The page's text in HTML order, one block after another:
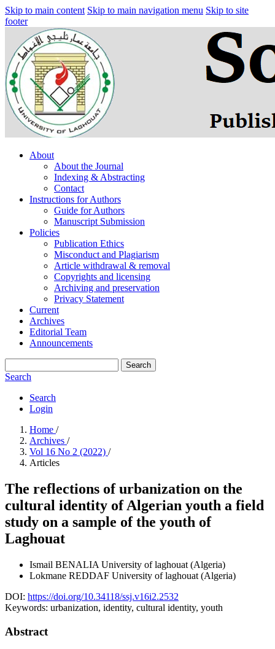
Skip to main content Skip to main navigation menu Skip to site
footer
About
About the Journal
Indexing & Abstracting
Contact
Instructions for Authors
Guide for Authors
Manuscript Submission
Policies
Publication Ethics
Misconduct and Plagiarism
Article withdrawal & removal
Copyrights and licensing
Archiving and preservation
Privacy Statement
Current
Archives
Editorial Team
Announcements
Search
Search
Search
Login
Home /
Archives /
Vol 16 No 2 (2022) /
Articles
The reflections of urbanization on the
cultural identity of Algerian youth a field
study on a sample of the youth of
Laghouat
Ismail BENALIA University of laghouat (Algeria)
Lokmane REDDAF University of laghouat (Algeria)
DOI: https://doi.org/10.34118/ssj.v16i2.2532
Keywords: urbanization, identity, cultural identity, youth
Abstract